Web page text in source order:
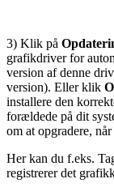
3) Klik på
grafikdriver for
version af denne
version). Eller klik
installere den
forældede på dit
om at opgradere,
Her kan du f.eks.
registrerer det